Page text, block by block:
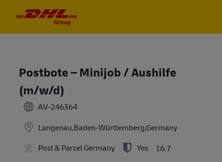
Postbote – Minijob / Aushilfe
(m/w/d)
AV-246364
Langenau,Baden-Württemberg,Germany
Post & Parcel Germany
Yes
16.7